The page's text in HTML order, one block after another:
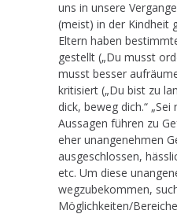
uns in unsere
(meist) in der Kindheit
Eltern haben
gestellt („Du musst
musst besser
kritisiert („Du bist zu
dick, beweg dich.“
Aussagen führen zu
eher unangenehmen
ausgeschlossen,
etc. Um diese
wegzubekommen,
Möglichkeiten/